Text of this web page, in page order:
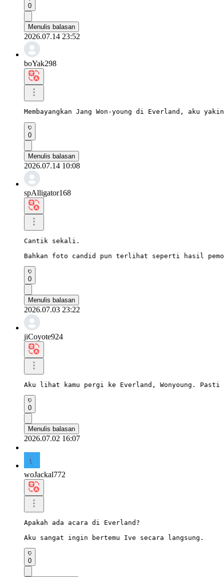
0
Menulis balasan
2026.07.14 23:52
boYak298
Membayangkan Jang Won-young di Everland, aku
0
Menulis balasan
2026.07.14 10:08
spAlligator168
Cantik sekali.
Bahkan foto candid pun terlihat seperti hasil
0
Menulis balasan
2026.07.03 23:22
jiCoyote924
Aku lihat kamu pergi ke Everland, Wonyoung. Pasti
0
Menulis balasan
2026.07.02 16:07
woJackal772
Apakah ada acara di Everland?
Aku sangat ingin bertemu Ive secara langsung.
0